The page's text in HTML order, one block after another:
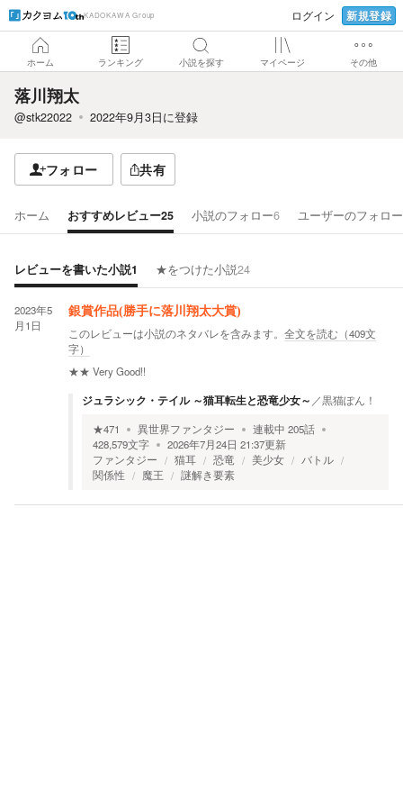
KADOKAWA Group ログイン 新規登録
ホーム ランキング 小説を探す マイページ その他
落川翔太
@stk22022 2022年9月3日に登録
フォロー 共有
ホーム おすすめレビュー25 小説のフォロー6 ユーザーのフォロー
レビューを書いた小説1 ★をつけた小説24
2023年5
月1日
銀賞作品(勝手に落川翔太大賞)
このレビューは小説のネタバレを含みます。 全文を読む（409文
字）
★★ Very Good!!
ジュラシック・テイル ～猫耳転生と恐竜少女～ ／黒猫ぽん！
★471 異世界ファンタジー 連載中 205話
428,579文字 2026年7月24日 21:37更新
ファンタジー
猫耳 恐竜 美少女
バトル
関係性
魔王 謎解き要素